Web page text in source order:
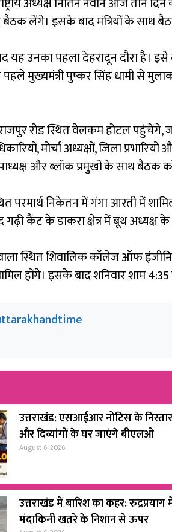
लेंगे। इसके बाद मंत्रियों के साथ
यह उनका पहला देहरादून दौरा
मुख्यमंत्री पुष्कर सिंह धामी से
रोड स्थित वेलकम होटल
मोर्चा अध्यक्षों, जिला
और ब्लॉक प्रमुखों के साथ बैठक
परमार्थ निकेतन में गंगा आरती में
कैंट के डाकरा क्षेत्र में बूथ
स्थित शिवालिक कॉलेज ऑफ
होंगे। इसके बाद शनिवार शाम
उत्तराखंड: एसआईआर नोटिस के
और दिव्यांगों के घर जाएंगे बीएलओ
August 6, 2026
उत्तराखंड में बारिश का कहर:
मंदाकिनी खतरे के निशान से ऊपर